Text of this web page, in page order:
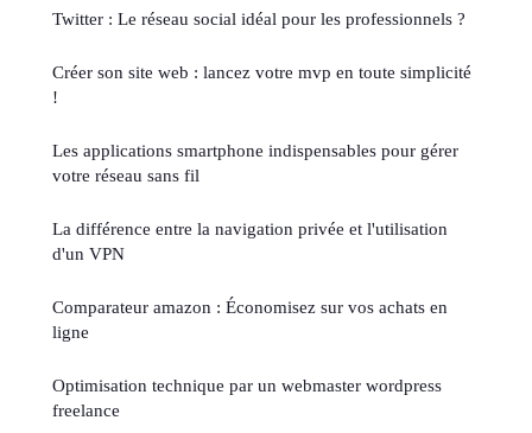
Twitter : Le réseau social idéal pour les professionnels ?
Créer son site web : lancez votre mvp en toute simplicité
!
Les applications smartphone indispensables pour gérer
votre réseau sans fil
La différence entre la navigation privée et l'utilisation
d'un VPN
Comparateur amazon : Économisez sur vos achats en
ligne
Optimisation technique par un webmaster wordpress
freelance